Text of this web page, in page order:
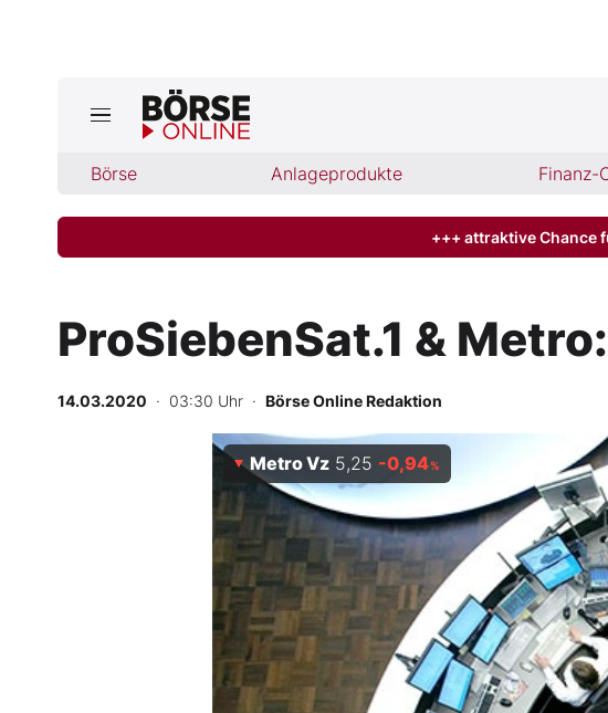
Börse Anlageprodukte Finanz-
Jetzt aktuelle Ausgabe BÖRSE ONLINE lesen
Finanz-Check
Abo & Shop
BO-Musterdepots
Experten
Mein B:O
Mein Konto
+++ attraktive Chance
ProSiebenSat.1 &
14.03.2020 · 03:30 Uhr · Börse Online Redaktion
Metro Vz 5,25 -0,94%